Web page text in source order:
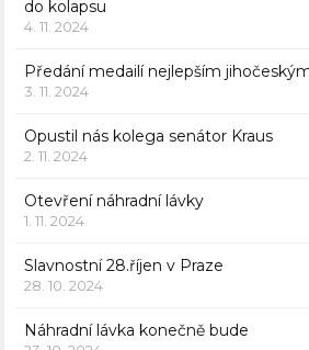
do kolapsu
4. 11. 2024
Předání medailí nejlepším
3. 11. 2024
Opustil nás kolega senátor Kraus
2. 11. 2024
Otevření náhradní lávky
1. 11. 2024
Slavnostní 28.říjen v Praze
28. 10. 2024
Náhradní lávka konečně bude